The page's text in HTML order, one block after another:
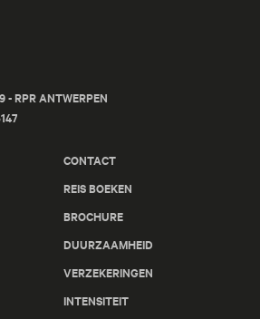
- RPR ANTWERPEN
CONTACT
REIS BOEKEN
BROCHURE
DUURZAAMHEID
VERZEKERINGEN
INTENSITEIT